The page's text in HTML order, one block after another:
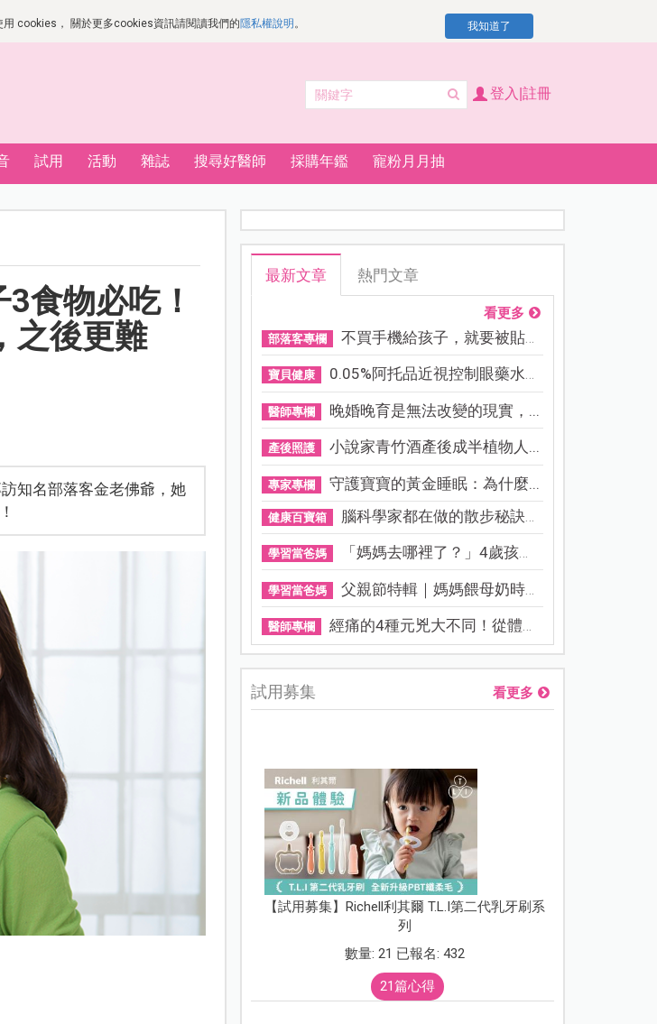
cookies， 關於更多cookies資訊請閱讀我們的隱私權說明 。 我知道了
登入|註冊
試用 活動 雜誌 搜尋好醫師 採購年鑑 寵粉月月抽
食物必吃！
之後更難
知名部落客金老佛爺，她
最新文章 熱門文章
看更多
部落客專欄 不買手機給孩子，就要被貼「...
寶貝健康 0.05%阿托品近視控制眼藥水納...
醫師專欄 晚婚晚育是無法改變的現實，...
產後照護 小說家青竹酒產後成半植物人...
專家專欄 守護寶寶的黃金睡眠：為什麼...
健康百寶箱 腦科學家都在做的散步秘訣！...
學習當爸媽 「媽媽去哪裡了？」4歲孩子還...
學習當爸媽 父親節特輯｜媽媽餵母奶時，...
醫師專欄 經痛的4種元兇大不同！從體質...
試用募集 看更多
【試用募集】Richell利其爾 T.L.I第二代乳牙刷系
列
數量: 21 已報名: 432
21篇心得